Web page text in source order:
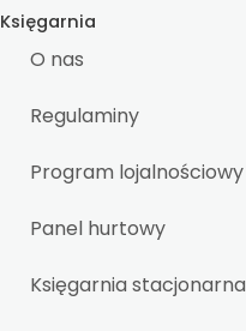
Księgarnia
O nas
Regulaminy
Program lojalnościowy
Panel hurtowy
Księgarnia stacjonarna